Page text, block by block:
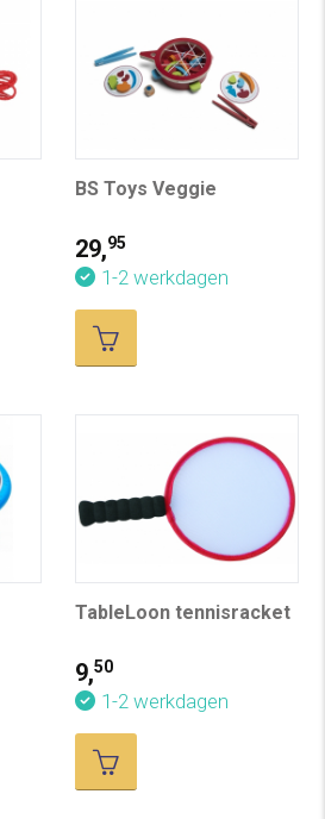
BS Toys Veggie
29,95
1-2 werkdagen
TableLoon tennisracket
9,50
1-2 werkdagen